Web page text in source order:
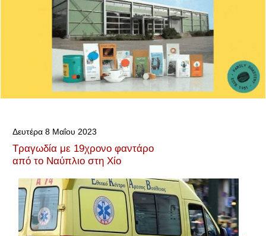
Δευτέρα 8 Μαΐου 2023
Τραγωδία με 19χρονο φαντάρο
από το Ναύπλιο στη Χίο